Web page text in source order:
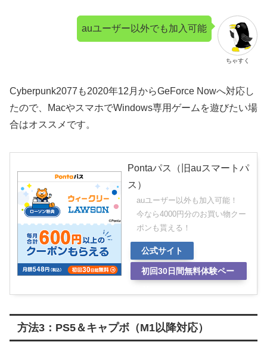
ちゃすく
auユーザー以外でも加入可能
Cyberpunk2077も2020年12月からGeForce Nowへ対応し
たので、MacやスマホでWindows専用ゲームを遊びたい場
合はオススメです。
Pontaパス（旧auスマートパ
ス）
auユーザー以外も加入可能！
今なら4000円分のお買い物クー
ポンも貰える！
公式サイト
初回30日間無料体験ペー
方法3：PS5＆キャプボ（M1以降対応）